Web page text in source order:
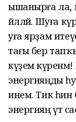
ышанырға ла,
йәлләй. Шуға
уға ярҙам
тағы бер
күҙемә
энергияңды
инем. Тик һин
энергияң үтә